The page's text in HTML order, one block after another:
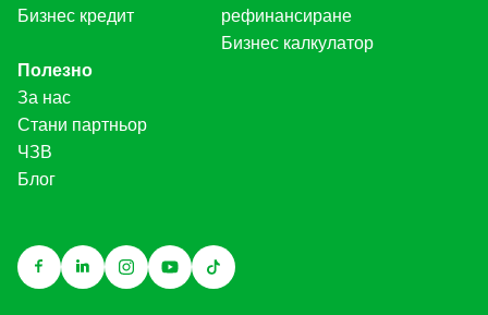
Бизнес кредит
рефинансиране
Бизнес калкулатор
Полезно
За нас
Стани партньор
ЧЗВ
Блог